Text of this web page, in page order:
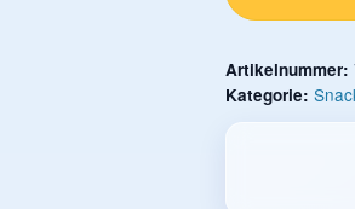
Artikelnummer:
Kategorie: